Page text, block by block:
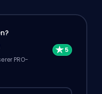
PRO-